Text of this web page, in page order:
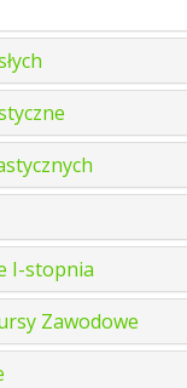
I-stopnia
Zawodowe